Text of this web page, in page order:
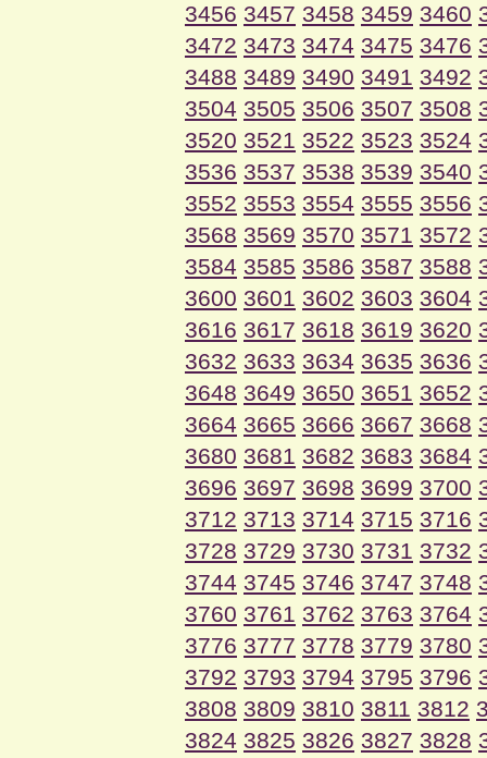
3456 3457 3458 3459 3460
3472 3473 3474 3475 3476
3488 3489 3490 3491 3492
3504 3505 3506 3507 3508
3520 3521 3522 3523 3524
3536 3537 3538 3539 3540
3552 3553 3554 3555 3556
3568 3569 3570 3571 3572
3584 3585 3586 3587 3588
3600 3601 3602 3603 3604
3616 3617 3618 3619 3620
3632 3633 3634 3635 3636
3648 3649 3650 3651 3652
3664 3665 3666 3667 3668
3680 3681 3682 3683 3684
3696 3697 3698 3699 3700
3712 3713 3714 3715 3716
3728 3729 3730 3731 3732
3744 3745 3746 3747 3748
3760 3761 3762 3763 3764
3776 3777 3778 3779 3780
3792 3793 3794 3795 3796
3808 3809 3810 3811 3812
3824 3825 3826 3827 3828